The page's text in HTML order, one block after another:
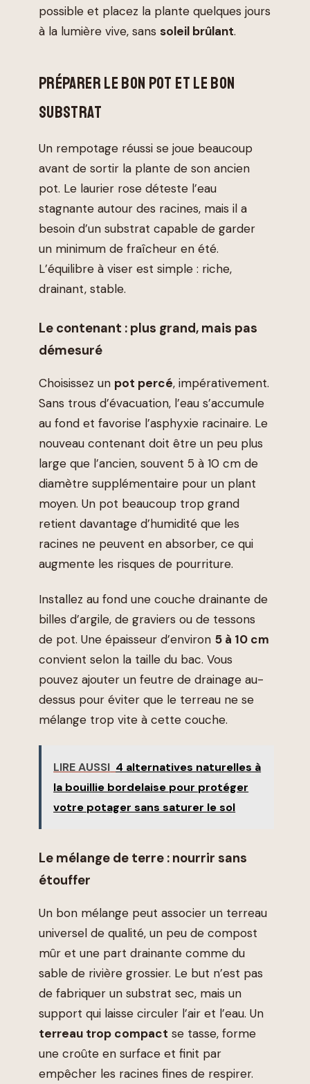
possible et placez la plante quelques jours
à la lumière vive, sans soleil brûlant.
PRÉPARER LE BON POT ET LE BON
SUBSTRAT
Un rempotage réussi se joue beaucoup
avant de sortir la plante de son ancien
pot. Le laurier rose déteste l’eau
stagnante autour des racines, mais il a
besoin d’un substrat capable de garder
un minimum de fraîcheur en été.
L’équilibre à viser est simple : riche,
drainant, stable.
Le contenant : plus grand, mais pas
démesuré
Choisissez un pot percé, impérativement.
Sans trous d’évacuation, l’eau s’accumule
au fond et favorise l’asphyxie racinaire. Le
nouveau contenant doit être un peu plus
large que l’ancien, souvent 5 à 10 cm de
diamètre supplémentaire pour un plant
moyen. Un pot beaucoup trop grand
retient davantage d’humidité que les
racines ne peuvent en absorber, ce qui
augmente les risques de pourriture.
Installez au fond une couche drainante de
billes d’argile, de graviers ou de tessons
de pot. Une épaisseur d’environ 5 à 10 cm
convient selon la taille du bac. Vous
pouvez ajouter un feutre de drainage au-
dessus pour éviter que le terreau ne se
mélange trop vite à cette couche.
LIRE AUSSI 4 alternatives naturelles à
la bouillie bordelaise pour protéger
votre potager sans saturer le sol
Le mélange de terre : nourrir sans
étouffer
Un bon mélange peut associer un terreau
universel de qualité, un peu de compost
mûr et une part drainante comme du
sable de rivière grossier. Le but n’est pas
de fabriquer un substrat sec, mais un
support qui laisse circuler l’air et l’eau. Un
terreau trop compact se tasse, forme
une croûte en surface et finit par
empêcher les racines fines de respirer.